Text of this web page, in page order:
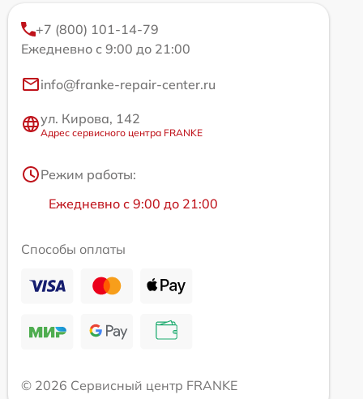
+7 (800) 101-14-79
Ежедневно с 9:00 до 21:00
info@franke-repair-center.ru
ул. Кирова, 142
Адрес сервисного центра FRANKE
Режим работы:
Ежедневно с 9:00 до 21:00
Способы оплаты
© 2026 Сервисный центр FRANKE